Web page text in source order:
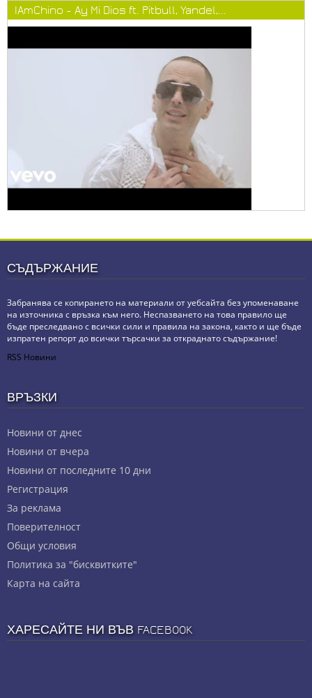
IAmChino - Ay Mi Dios ft. Pitbull, Yandel,...
СЪДЪРЖАНИЕ
Забранява се копирането на материали от уебсайта без упоменаване
на източника с връзка към него. Неспазването на това правило ще
бъде преследвано с всички сили и правила на закона, както и ще бъде
изпратен репорт до всички търсачки за откраднато съдържание!
RSS Новини
ВРЪЗКИ
Новини от днес
Новини от вчера
Новини от последните 10 дни
Регистрация
За реклама
Πoвepитeлнocт
Общи условия
Политика за "бисквитките"
Карта на сайта
ХАРЕСАЙТЕ НИ ВЪВ FACEBOOK